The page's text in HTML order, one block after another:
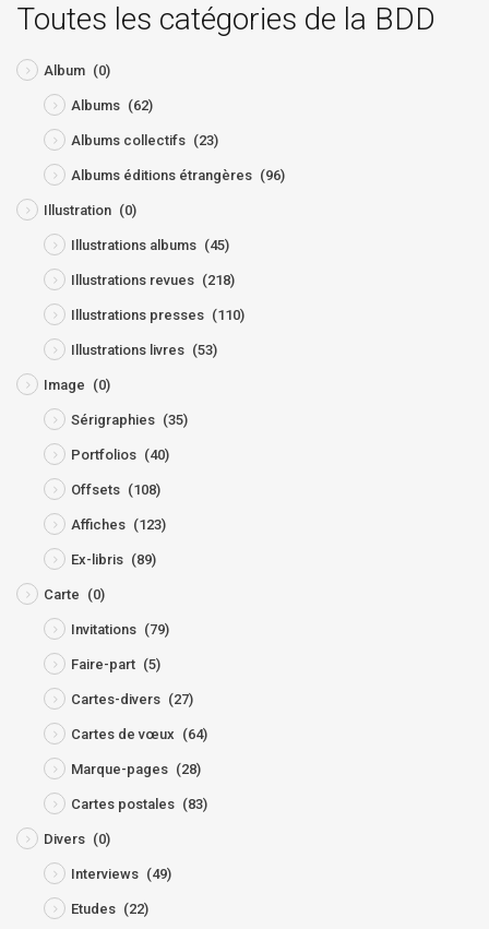
Toutes les catégories de la BDD
Album (0)
Albums (62)
Albums collectifs (23)
Albums éditions étrangères (96)
Illustration (0)
Illustrations albums (45)
Illustrations revues (218)
Illustrations presses (110)
Illustrations livres (53)
Image (0)
Sérigraphies (35)
Portfolios (40)
Offsets (108)
Affiches (123)
Ex-libris (89)
Carte (0)
Invitations (79)
Faire-part (5)
Cartes-divers (27)
Cartes de vœux (64)
Marque-pages (28)
Cartes postales (83)
Divers (0)
Interviews (49)
Etudes (22)